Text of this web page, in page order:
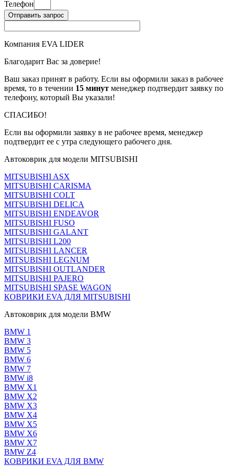
Телефон
Отправить запрос
Компания EVA LIDER
Благодарит Вас за доверие!
Ваш заказ принят в работу. Если вы оформили заказ в рабочее
время, то в течении 15 минут менеджер подтвердит заявку по
телефону, который Вы указали!
СПАСИБО!
Если вы оформили заявку в не рабочее время, менеджер
подтвердит ее с утра следующего рабочего дня.
Автоковрик для модели MITSUBISHI
MITSUBISHI ASX
MITSUBISHI CARISMA
MITSUBISHI COLT
MITSUBISHI DELICA
MITSUBISHI ENDEAVOR
MITSUBISHI FUSO
MITSUBISHI GALANT
MITSUBISHI L200
MITSUBISHI LANCER
MITSUBISHI LEGNUM
MITSUBISHI OUTLANDER
MITSUBISHI PAJERO
MITSUBISHI SPASE WAGON
КОВРИКИ EVA ДЛЯ MITSUBISHI
Автоковрик для модели BMW
BMW 1
BMW 3
BMW 5
BMW 6
BMW 7
BMW i8
BMW X1
BMW X2
BMW X3
BMW X4
BMW X5
BMW X6
BMW X7
BMW Z4
КОВРИКИ EVA ДЛЯ BMW